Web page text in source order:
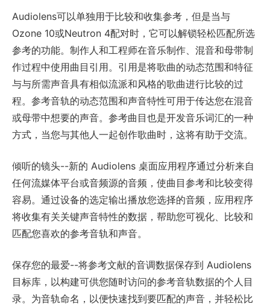
Audiolens可以单独用于比较和收集参考，但是当与
Ozone 10或Neutron 4配对时，它可以解锁轻松匹配所选
参考的功能。制作人和工程师在音乐制作、混音和母带制
作过程中使用曲目引用。引用是将歌曲的动态范围和特征
与与所需声音具有相似流派和风格的歌曲进行比较的过
程。参考音轨的动态范围和声音特性可用于传达您在混音
或母带中想要的声音。参考曲目也是开发音乐词汇的一种
方式，当您与其他人一起创作歌曲时，这将有助于交流。
倾听的镜头--新的 Audiolens 桌面应用程序通过分析来自
任何流媒体平台或音频源的音频，使曲目参考和比较变得
容易。通过设备的选定输出播放您选择的音频，应用程序
将收集有关关键声音特性的数据，帮助您可视化、比较和
匹配您喜欢的参考音轨和声音。
保存您的最爱--将参考文献的音调数据保存到 Audiolens
目标库，以构建可供您随时访问的参考音轨数据的个人目
录。为音轨命名，以便快速找到要匹配的声音，并轻松比